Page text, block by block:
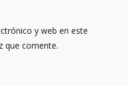
y web en este
que comente.